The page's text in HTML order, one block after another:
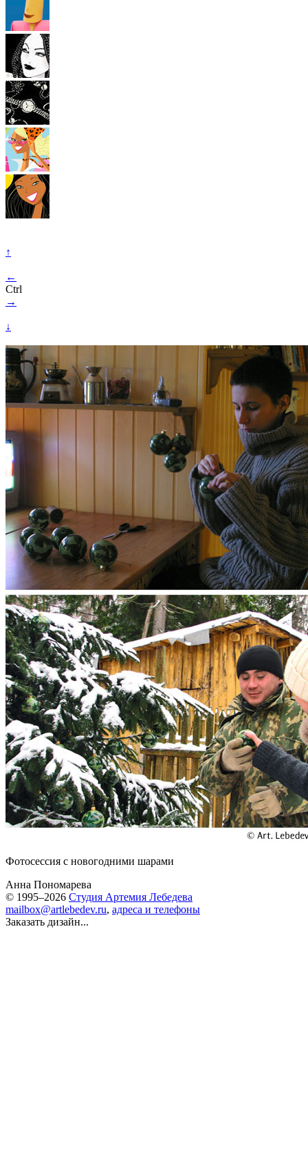
↑
←
Ctrl
→
↓
Фотосессия с новогодними шарами
Анна Пономарева
© 1995–2026 Студия Артемия Лебедева
mailbox@artlebedev.ru, адреса и телефоны
Заказать дизайн...